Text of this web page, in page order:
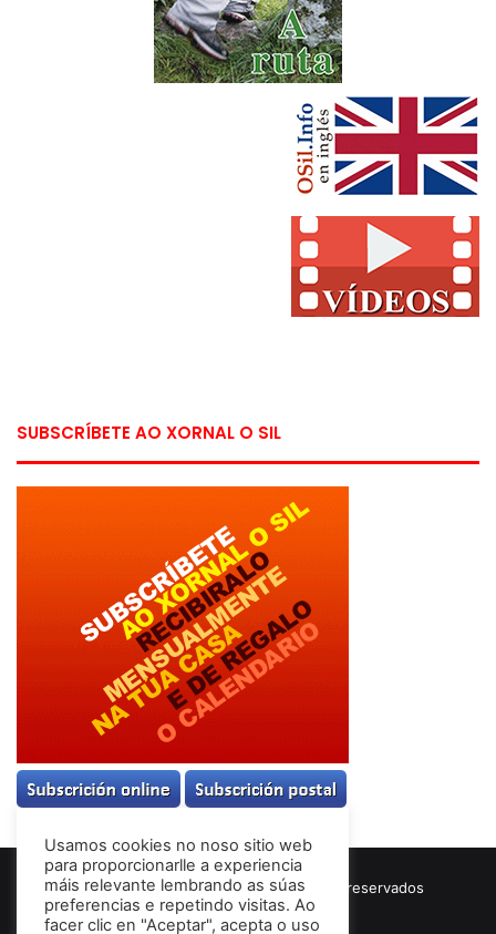
SUBSCRÍBETE AO XORNAL O SIL
© Copyright 2026, Todos los derechos reservados
Términos & Condiciones
Usamos cookies no noso sitio web
para proporcionarlle a experiencia
máis relevante lembrando as súas
preferencias e repetindo visitas. Ao
facer clic en "Aceptar", acepta o uso